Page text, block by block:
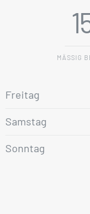
MÄSSIG
Freitag
Samstag
Sonntag